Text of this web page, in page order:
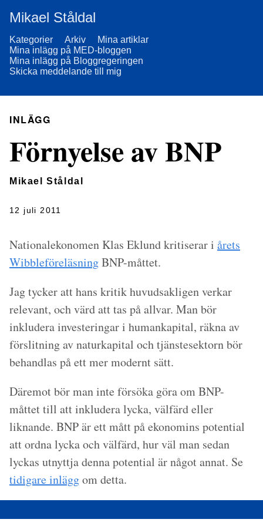
Mikael Ståldal
Kategorier Arkiv
Mina artiklar
Mina inlägg på MED-bloggen
Mina inlägg på Bloggregeringen
Skicka meddelande till mig
INLÄGG
Förnyelse av BNP
Mikael Ståldal
12 juli 2011
Nationalekonomen Klas Eklund kritiserar i årets
WibbleföreläsningBNP-måttet.
Jag tycker att hans kritik huvudsakligen verkar
relevant, och värd att tas på allvar. Man bör
inkludera investeringar i humankapital, räkna av
förslitning av naturkapital och tjänstesektorn bör
behandlas på ett mer modernt sätt.
Däremot bör man inte försöka göra om BNP-
måttet till att inkludera lycka, välfärd eller
liknande. BNP är ett mått på ekonomins potential
att ordna lycka och välfärd, hur väl man sedan
lyckas utnyttja denna potential är något annat. Se
tidigare inläggom detta.